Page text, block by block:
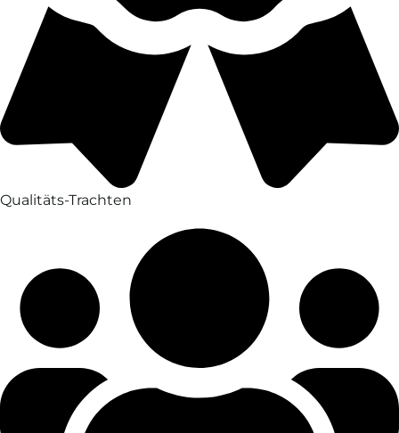
Qualitäts-Trachten